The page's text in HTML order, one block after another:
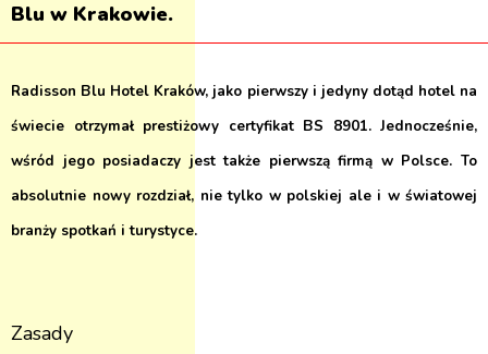
Blu w Krakowie.
Radisson Blu Hotel Kraków, jako pierwszy i jedyny dotąd hotel na
świecie otrzymał prestiżowy certyfikat BS 8901. Jednocześnie,
wśród jego posiadaczy jest także pierwszą firmą w Polsce. To
absolutnie nowy rozdział, nie tylko w polskiej ale i w światowej
branży spotkań i turystyce.
Zasady